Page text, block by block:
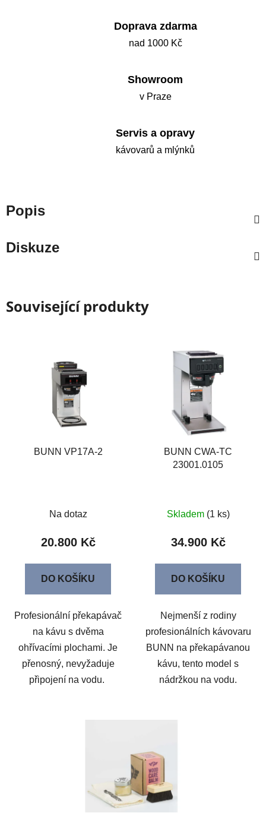
Doprava zdarma
nad 1000 Kč
Showroom
v Praze
Servis a opravy
kávovarů a mlýnků
Popis
Diskuze
Související produkty
BUNN VP17A-2
Na dotaz
20.800 Kč
DO KOŠÍKU
Profesionální překapávač
na kávu s dvěma
ohřívacími plochami. Je
přenosný, nevyžaduje
připojení na vodu.
BUNN CWA-TC
23001.0105
Skladem (1 ks)
34.900 Kč
DO KOŠÍKU
Nejmenší z rodiny
profesionálních kávovaru
BUNN na překapávanou
kávu, tento model s
nádržkou na vodu.